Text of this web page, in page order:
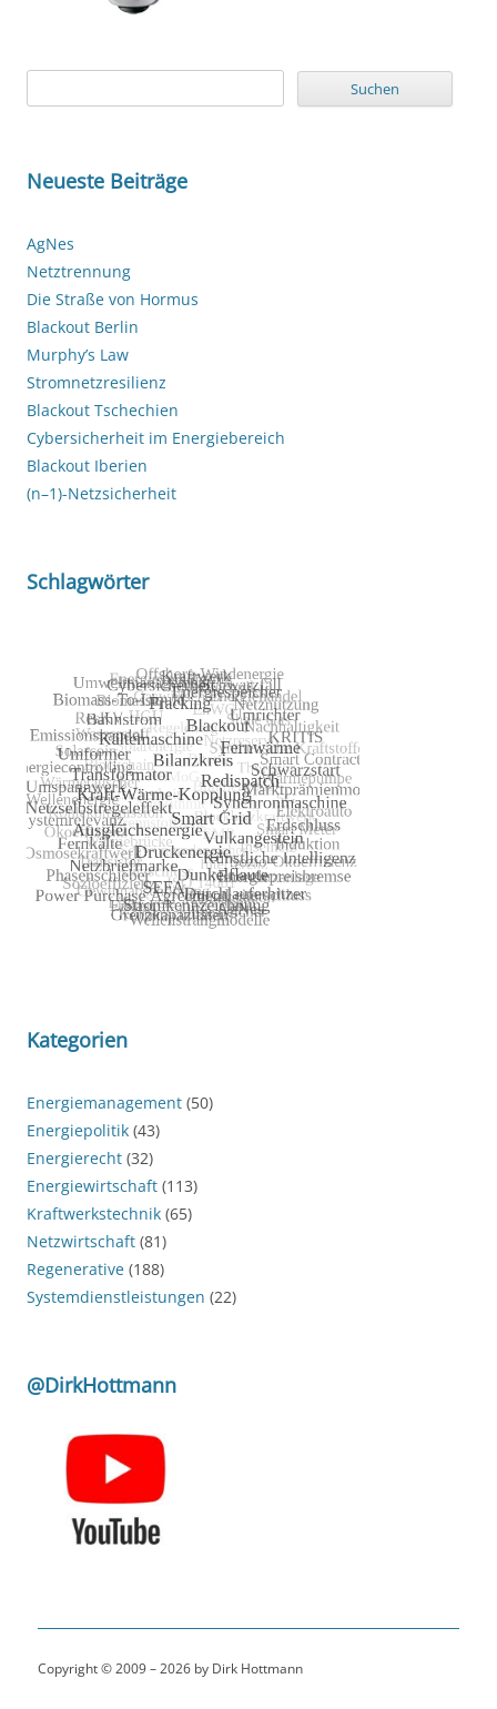
nach:
Neueste Beiträge
AgNes
Netztrennung
Die Straße von Hormus
Blackout Berlin
Murphy’s Law
Stromnetzresilienz
Blackout Tschechien
Cybersicherheit im Energiebereich
Blackout Iberien
(n–1)-Netzsicherheit
Schlagwörter
Kategorien
Energiemanagement (50)
Energiepolitik (43)
Energierecht (32)
Energiewirtschaft (113)
Kraftwerkstechnik (65)
Netzwirtschaft (81)
Regenerative (188)
Systemdienstleistungen (22)
@DirkHottmann